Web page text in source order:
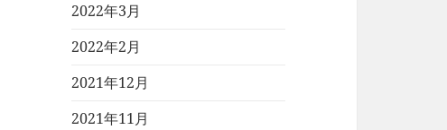
2022年3月
2022年2月
2021年12月
2021年11月